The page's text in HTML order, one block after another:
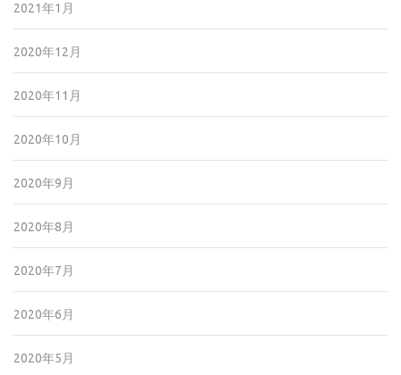
2021年1月
2020年12月
2020年11月
2020年10月
2020年9月
2020年8月
2020年7月
2020年6月
2020年5月